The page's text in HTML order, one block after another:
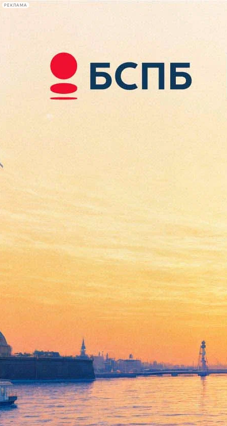
РЕКЛАМА
Сегодня:
2026.08.08
09:06
Афиша Plus
Прощальный концерт